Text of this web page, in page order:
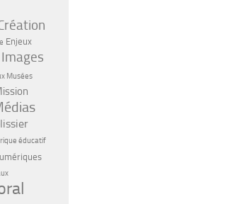
Enjeux
Images
Musées
éducatif